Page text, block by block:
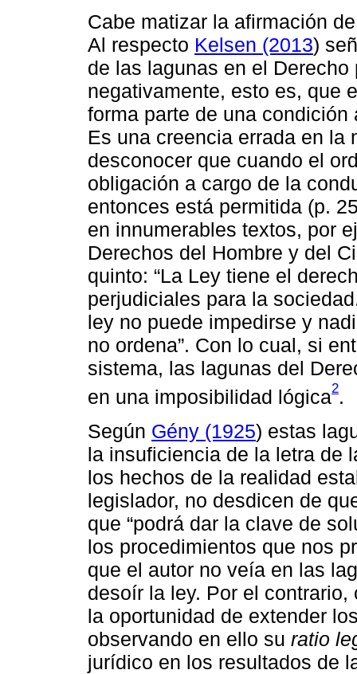
Cabe matizar la afirmación
Al respecto Kelsen (2013)
de las lagunas en el
negativamente, esto es, que
forma parte de una
Es una creencia errada en la
desconocer que cuando el
obligación a cargo de la
entonces está permitida (p.
en innumerables textos, por
Derechos del Hombre y del
quinto: “La Ley tiene el
perjudiciales para la
ley no puede impedirse y
no ordena”. Con lo cual, si
sistema, las lagunas del
en una imposibilidad lógica2.
Según Gény (1925) estas
la insuficiencia de la letra de
los hechos de la realidad
legislador, no desdicen de
que “podrá dar la clave de
los procedimientos que nos
que el autor no veía en las
desoír la ley. Por el
la oportunidad de extender
observando en ello su ratio
jurídico en los resultados de